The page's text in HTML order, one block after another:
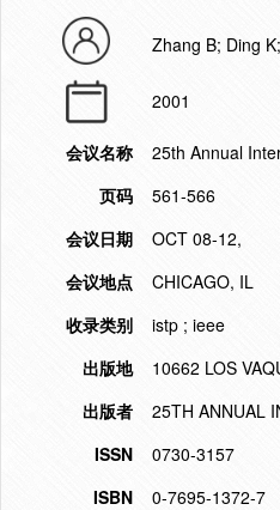
Zhang B; Ding
2001
会议名称
25th Annual
页码
561-566
会议日期
OCT 08-12,
会议地点
CHICAGO, IL
收录类别
istp ; ieee
出版地
10662 LOS
出版者
25TH ANNUAL
ISSN
0730-3157
ISBN
0-7695-1372-7